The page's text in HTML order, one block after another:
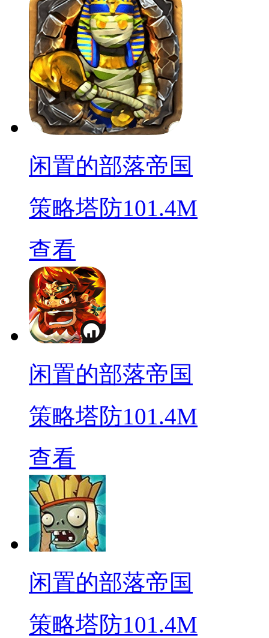
闲置的部落帝国
策略塔防101.4M
查看
闲置的部落帝国
策略塔防101.4M
查看
闲置的部落帝国
策略塔防101.4M